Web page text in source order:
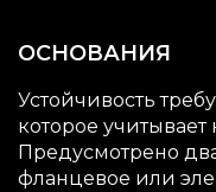
ОСНОВАНИЯ
Устойчивость
которое учитывает
Предусмотрено
фланцевое или